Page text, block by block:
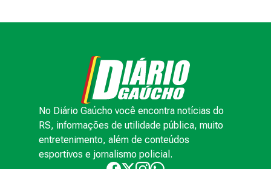
No Diário Gaúcho você encontra notícias do
RS, informações de utilidade pública, muito
entretenimento, além de conteúdos
esportivos e jornalismo policial.